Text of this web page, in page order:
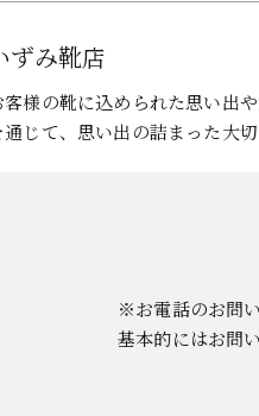
ずみ靴店
客様の靴に込められた思い出
通じて、思い出の詰まった大
※お電話のお問
基本的にはお問